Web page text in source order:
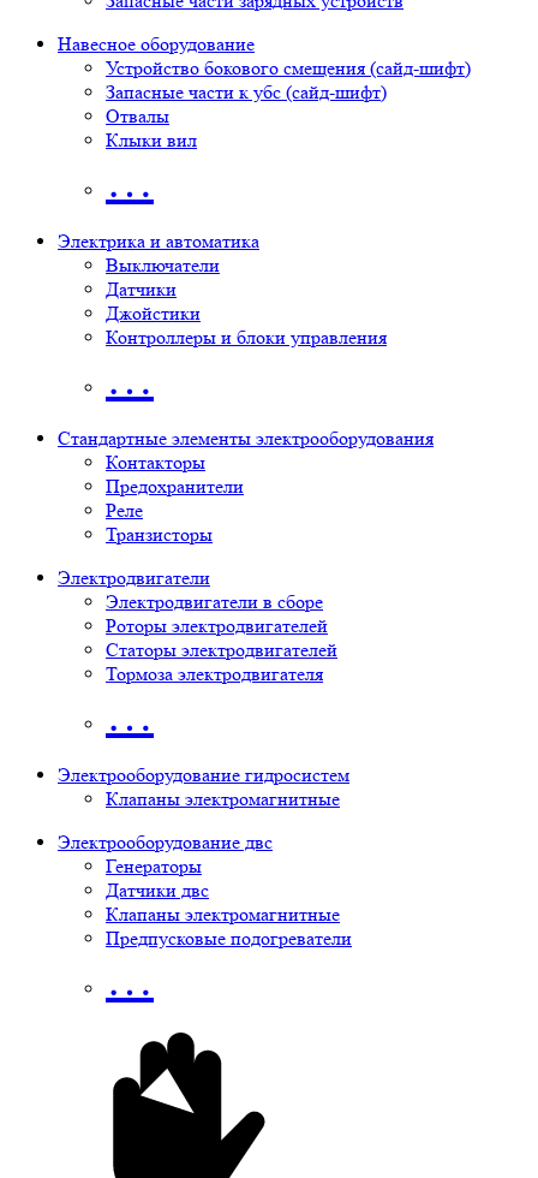
Навесное оборудование
Устройство бокового смещения (сайд-шифт)
Запасные части к убс (сайд-шифт)
Отвалы
Клыки вил
…
Электрика и автоматика
Выключатели
Датчики
Джойстики
Контроллеры и блоки управления
…
Стандартные элементы электрооборудования
Контакторы
Предохранители
Реле
Транзисторы
Электродвигатели
Электродвигатели в сборе
Роторы электродвигателей
Статоры электродвигателей
Тормоза электродвигателя
…
Электрооборудование гидросистем
Клапаны электромагнитные
Электрооборудование двс
Генераторы
Датчики двс
Клапаны электромагнитные
Предпусковые подогреватели
…